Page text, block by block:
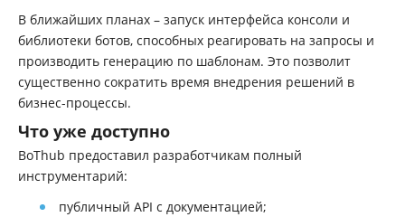
В ближайших планах – запуск интерфейса консоли и
библиотеки ботов, способных реагировать на запросы и
производить генерацию по шаблонам. Это позволит
существенно сократить время внедрения решений в
бизнес-процессы.
Что уже доступно
BoThub предоставил разработчикам полный
инструментарий:
публичный API с документацией;